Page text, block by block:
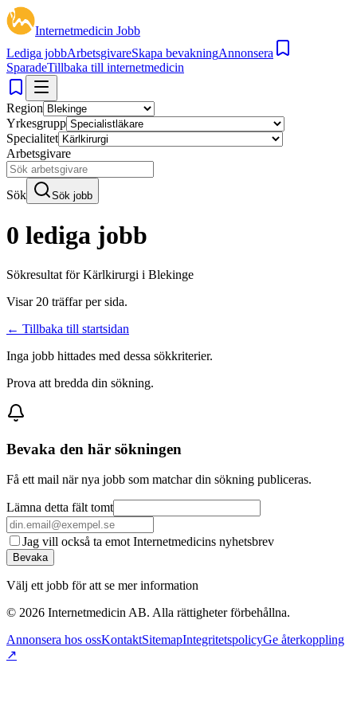
Internetmedicin Jobb
Lediga jobbArbetsgivareSkapa bevakningAnnonsera
SparadeTillbaka till internetmedicin
Region
Yrkesgrupp
Specialitet
Arbetsgivare
Sök Sök jobb
0 lediga jobb
Sökresultat förKärlkirurgi i Blekinge
Visar 20 träffar per sida.
← Tillbaka till startsidan
Inga jobb hittades med dessa sökkriterier.
Prova att bredda din sökning.
Bevaka den här sökningen
Få ett mail när nya jobb som matchar din sökning publiceras.
Lämna detta fält tomt
Jag vill också ta emot Internetmedicins nyhetsbrev
Bevaka
Välj ett jobb för att se mer information
© 2026 Internetmedicin AB. Alla rättigheter förbehållna.
Annonsera hos ossKontaktSitemapIntegritetspolicyGe återkoppling
↗